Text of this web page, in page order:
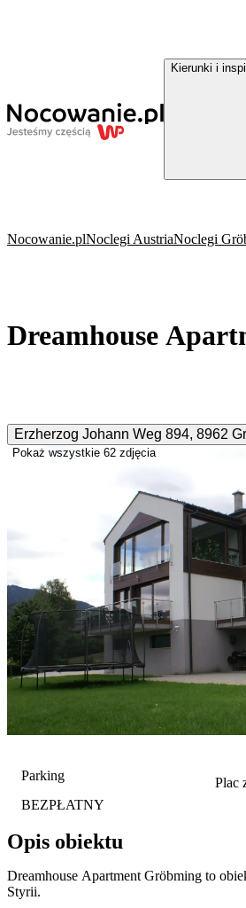
Kierunki i
Nocowanie.plNoclegi AustriaNoclegi
Dreamhouse
Erzherzog Johann Weg 894, 8962
Pokaż wszystkie 62 zdjęcia
Parking
BEZPŁATNY
Plac
Opis obiektu
Dreamhouse Apartment Gröbming to
Styrii.